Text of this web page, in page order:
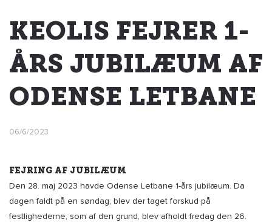
KEOLIS FEJRER 1-
ÅRS JUBILÆUM AF
ODENSE LETBANE
06/6/2023
FEJRING AF JUBILÆUM
Den 28. maj 2023 havde Odense Letbane 1-års jubilæum. Da
dagen faldt på en søndag, blev der taget forskud på
festlighederne, som af den grund, blev afholdt fredag den 26.